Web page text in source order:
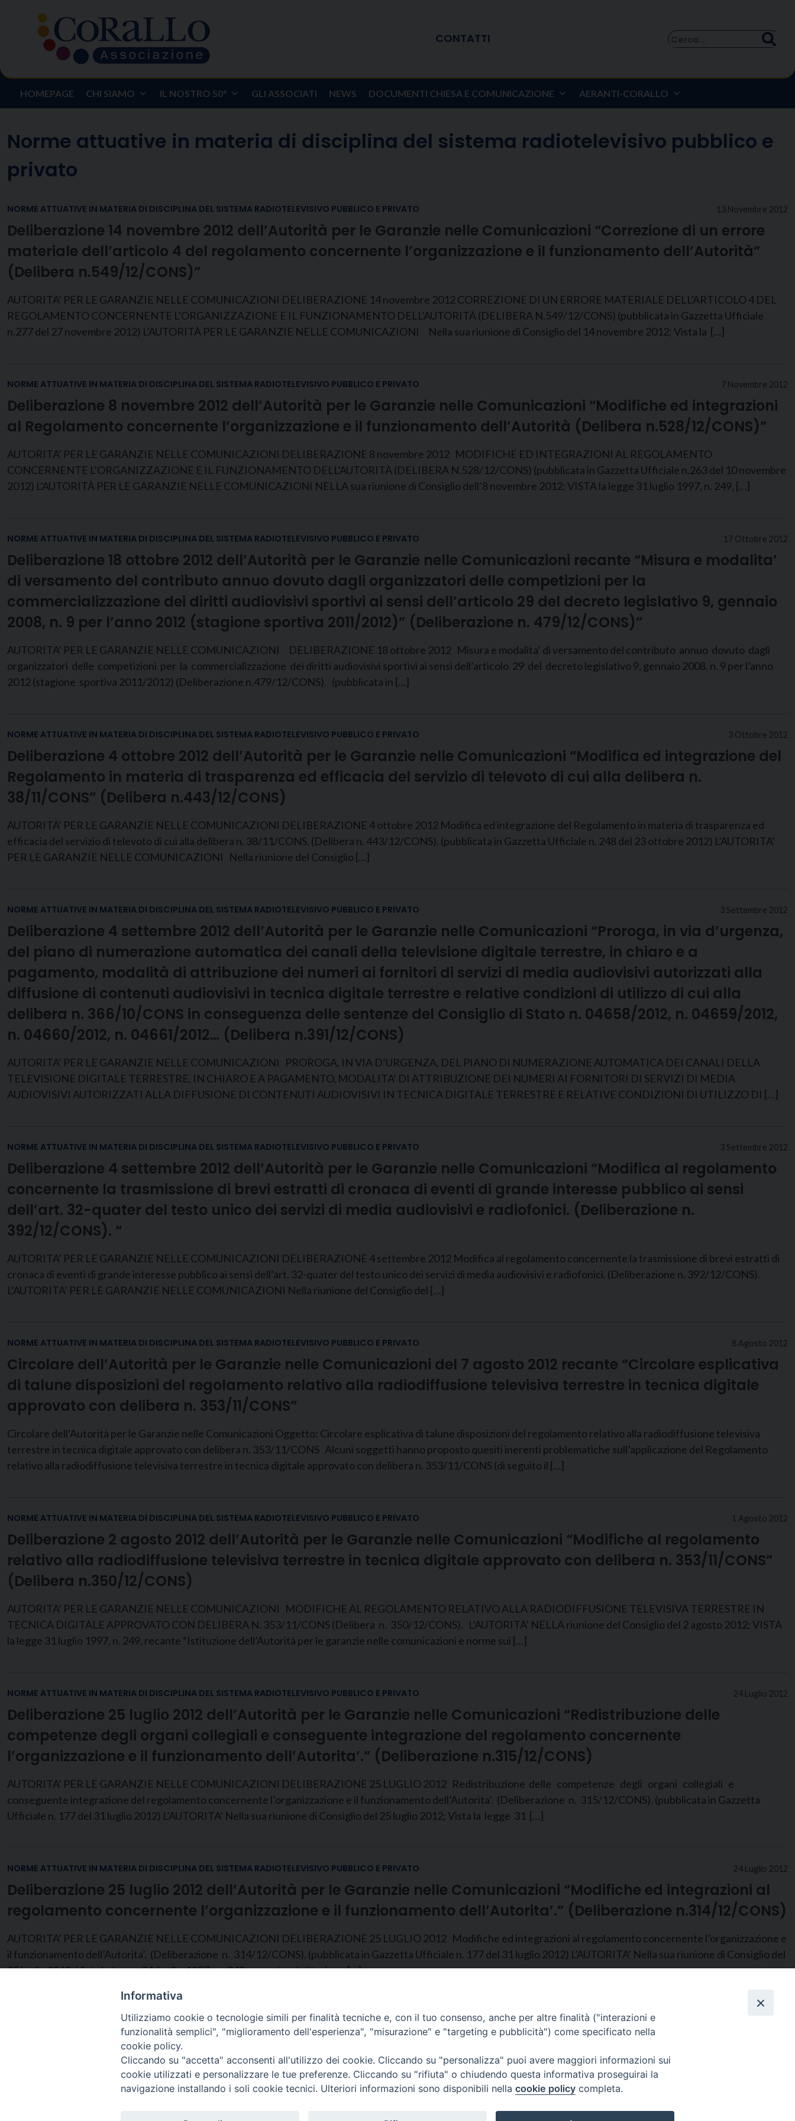
content
CONTATTI
Ricerca
HOMEPAGE CHI SIAMO IL NOSTRO 50° GLI ASSOCIATI NEWS DOCUMENTI CHIESA E COMUNICAZIONE AERANTI-CORALLO
Norme attuative in materia di disciplina del sistema radiotelevisivo pubblico e
privato
13 Novembre 2012
NORME ATTUATIVE IN MATERIA DI DISCIPLINA DEL SISTEMA RADIOTELEVISIVO PUBBLICO E PRIVATO
Deliberazione 14 novembre 2012 dell’Autorità per le Garanzie nelle Comunicazioni “Correzione di un errore
materiale dell’articolo 4 del regolamento concernente l’organizzazione e il funzionamento dell’Autorità”
(Delibera n.549/12/CONS)”
AUTORITA’ PER LE GARANZIE NELLE COMUNICAZIONI DELIBERAZIONE 14 novembre 2012 CORREZIONE DI UN ERRORE MATERIALE DELL’ARTICOLO 4 DEL
REGOLAMENTO CONCERNENTE L’ORGANIZZAZIONE E IL FUNZIONAMENTO DELL’AUTORITÀ (DELIBERA N.549/12/CONS) (pubblicata in Gazzetta Ufficiale
n.277 del 27 novembre 2012) L’AUTORITÀ PER LE GARANZIE NELLE COMUNICAZIONI Nella sua riunione di Consiglio del 14 novembre 2012; Vista la […]
7 Novembre 2012
NORME ATTUATIVE IN MATERIA DI DISCIPLINA DEL SISTEMA RADIOTELEVISIVO PUBBLICO E PRIVATO
Deliberazione 8 novembre 2012 dell’Autorità per le Garanzie nelle Comunicazioni “Modifiche ed integrazioni
al Regolamento concernente l’organizzazione e il funzionamento dell’Autorità (Delibera n.528/12/CONS)”
AUTORITA’ PER LE GARANZIE NELLE COMUNICAZIONI DELIBERAZIONE 8 novembre 2012 MODIFICHE ED INTEGRAZIONI AL REGOLAMENTO
CONCERNENTE L’ORGANIZZAZIONE E IL FUNZIONAMENTO DELL’AUTORITÀ (DELIBERA N.528/12/CONS) (pubblicata in Gazzetta Ufficiale n.263 del 10 novembre
2012) L’AUTORITÀ PER LE GARANZIE NELLE COMUNICAZIONI NELLA sua riunione di Consiglio dell’8 novembre 2012; VISTA la legge 31 luglio 1997, n. 249, […]
17 Ottobre 2012
NORME ATTUATIVE IN MATERIA DI DISCIPLINA DEL SISTEMA RADIOTELEVISIVO PUBBLICO E PRIVATO
Deliberazione 18 ottobre 2012 dell’Autorità per le Garanzie nelle Comunicazioni recante “Misura e modalita’
di versamento del contributo annuo dovuto dagli organizzatori delle competizioni per la
commercializzazione dei diritti audiovisivi sportivi ai sensi dell’articolo 29 del decreto legislativo 9, gennaio
2008, n. 9 per l’anno 2012 (stagione sportiva 2011/2012)” (Deliberazione n. 479/12/CONS)”
AUTORITA’ PER LE GARANZIE NELLE COMUNICAZIONI DELIBERAZIONE 18 ottobre 2012 Misura e modalita’ di versamento del contributo annuo dovuto dagli
organizzatori delle competizioni per la commercializzazione dei diritti audiovisivi sportivi ai sensi dell’articolo 29 del decreto legislativo 9, gennaio 2008, n. 9 per l’anno
2012 (stagione sportiva 2011/2012) (Deliberazione n.479/12/CONS). (pubblicata in […]
3 Ottobre 2012
NORME ATTUATIVE IN MATERIA DI DISCIPLINA DEL SISTEMA RADIOTELEVISIVO PUBBLICO E PRIVATO
Deliberazione 4 ottobre 2012 dell’Autorità per le Garanzie nelle Comunicazioni “Modifica ed integrazione del
Regolamento in materia di trasparenza ed efficacia del servizio di televoto di cui alla delibera n.
38/11/CONS” (Delibera n.443/12/CONS)
AUTORITA’ PER LE GARANZIE NELLE COMUNICAZIONI DELIBERAZIONE 4 ottobre 2012 Modifica ed integrazione del Regolamento in materia di trasparenza ed
efficacia del servizio di televoto di cui alla delibera n. 38/11/CONS. (Delibera n. 443/12/CONS). (pubblicata in Gazzetta Ufficiale n. 248 del 23 ottobre 2012) L’AUTORITA’
PER LE GARANZIE NELLE COMUNICAZIONI Nella riunione del Consiglio […]
3 Settembre 2012
NORME ATTUATIVE IN MATERIA DI DISCIPLINA DEL SISTEMA RADIOTELEVISIVO PUBBLICO E PRIVATO
Deliberazione 4 settembre 2012 dell’Autorità per le Garanzie nelle Comunicazioni “Proroga, in via d’urgenza,
del piano di numerazione automatica dei canali della televisione digitale terrestre, in chiaro e a
pagamento, modalità di attribuzione dei numeri ai fornitori di servizi di media audiovisivi autorizzati alla
diffusione di contenuti audiovisivi in tecnica digitale terrestre e relative condizioni di utilizzo di cui alla
delibera n. 366/10/CONS in conseguenza delle sentenze del Consiglio di Stato n. 04658/2012, n. 04659/2012,
n. 04660/2012, n. 04661/2012… (Delibera n.391/12/CONS)
AUTORITA’ PER LE GARANZIE NELLE COMUNICAZIONI PROROGA, IN VIA D’URGENZA, DEL PIANO DI NUMERAZIONE AUTOMATICA DEI CANALI DELLA
TELEVISIONE DIGITALE TERRESTRE, IN CHIARO E A PAGAMENTO, MODALITA’ DI ATTRIBUZIONE DEI NUMERI AI FORNITORI DI SERVIZI DI MEDIA
AUDIOVISIVI AUTORIZZATI ALLA DIFFUSIONE DI CONTENUTI AUDIOVISIVI IN TECNICA DIGITALE TERRESTRE E RELATIVE CONDIZIONI DI UTILIZZO DI […]
3 Settembre 2012
NORME ATTUATIVE IN MATERIA DI DISCIPLINA DEL SISTEMA RADIOTELEVISIVO PUBBLICO E PRIVATO
Deliberazione 4 settembre 2012 dell’Autorità per le Garanzie nelle Comunicazioni “Modifica al regolamento
concernente la trasmissione di brevi estratti di cronaca di eventi di grande interesse pubblico ai sensi
dell’art. 32-quater del testo unico dei servizi di media audiovisivi e radiofonici. (Deliberazione n.
392/12/CONS). “
AUTORITA’ PER LE GARANZIE NELLE COMUNICAZIONI DELIBERAZIONE 4 settembre 2012 Modifica al regolamento concernente la trasmissione di brevi estratti di
cronaca di eventi di grande interesse pubblico ai sensi dell’art. 32-quater del testo unico dei servizi di media audiovisivi e radiofonici. (Deliberazione n. 392/12/CONS).
L’AUTORITA’ PER LE GARANZIE NELLE COMUNICAZIONI Nella riunione del Consiglio del […]
8 Agosto 2012
NORME ATTUATIVE IN MATERIA DI DISCIPLINA DEL SISTEMA RADIOTELEVISIVO PUBBLICO E PRIVATO
Circolare dell’Autorità per le Garanzie nelle Comunicazioni del 7 agosto 2012 recante “Circolare esplicativa
di talune disposizioni del regolamento relativo alla radiodiffusione televisiva terrestre in tecnica digitale
approvato con delibera n. 353/11/CONS”
Circolare dell’Autorità per le Garanzie nelle Comunicazioni Oggetto: Circolare esplicativa di talune disposizioni del regolamento relativo alla radiodiffusione televisiva
terrestre in tecnica digitale approvato con delibera n. 353/11/CONS Alcuni soggetti hanno proposto quesiti inerenti problematiche sull’applicazione del Regolamento
relativo alla radiodiffusione televisiva terrestre in tecnica digitale approvato con delibera n. 353/11/CONS (di seguito il […]
1 Agosto 2012
NORME ATTUATIVE IN MATERIA DI DISCIPLINA DEL SISTEMA RADIOTELEVISIVO PUBBLICO E PRIVATO
Deliberazione 2 agosto 2012 dell’Autorità per le Garanzie nelle Comunicazioni “Modifiche al regolamento
relativo alla radiodiffusione televisiva terrestre in tecnica digitale approvato con delibera n. 353/11/CONS”
(Delibera n.350/12/CONS)
AUTORITA’ PER LE GARANZIE NELLE COMUNICAZIONI MODIFICHE AL REGOLAMENTO RELATIVO ALLA RADIODIFFUSIONE TELEVISIVA TERRESTRE IN
TECNICA DIGITALE APPROVATO CON DELIBERA N. 353/11/CONS (Delibera n. 350/12/CONS). L’AUTORITA’ NELLA riunione del Consiglio del 2 agosto 2012; VISTA
la legge 31 luglio 1997, n. 249, recante “Istituzione dell’Autorità per le garanzie nelle comunicazioni e norme sui […]
24 Luglio 2012
NORME ATTUATIVE IN MATERIA DI DISCIPLINA DEL SISTEMA RADIOTELEVISIVO PUBBLICO E PRIVATO
Deliberazione 25 luglio 2012 dell’Autorità per le Garanzie nelle Comunicazioni “Redistribuzione delle
competenze degli organi collegiali e conseguente integrazione del regolamento concernente
l’organizzazione e il funzionamento dell’Autorita’.” (Deliberazione n.315/12/CONS)
AUTORITA’ PER LE GARANZIE NELLE COMUNICAZIONI DELIBERAZIONE 25 LUGLIO 2012 Redistribuzione delle competenze degli organi collegiali e
conseguente integrazione del regolamento concernente l’organizzazione e il funzionamento dell’Autorita’. (Deliberazione n. 315/12/CONS). (pubblicata in Gazzetta
Ufficiale n. 177 del 31 luglio 2012) L’AUTORITA’ Nella sua riunione di Consiglio del 25 luglio 2012; Vista la legge 31 […]
24 Luglio 2012
NORME ATTUATIVE IN MATERIA DI DISCIPLINA DEL SISTEMA RADIOTELEVISIVO PUBBLICO E PRIVATO
Deliberazione 25 luglio 2012 dell’Autorità per le Garanzie nelle Comunicazioni “Modifiche ed integrazioni al
regolamento concernente l’organizzazione e il funzionamento dell’Autorita’.” (Deliberazione n.314/12/CONS)
AUTORITA’ PER LE GARANZIE NELLE COMUNICAZIONI DELIBERAZIONE 25 LUGLIO 2012 Modifiche ed integrazioni al regolamento concernente l’organizzazione e
il funzionamento dell’Autorita’. (Deliberazione n. 314/12/CONS). (pubblicata in Gazzetta Ufficiale n. 177 del 31 luglio 2012) L’AUTORITA’ Nella sua riunione di Consiglio del
25 luglio 2012; Vista la legge 31 luglio 1997, n. 249, recante «Istituzione […]
Pagine: « 1 ... 6 7 8 9 10 11 12 ... 40 »
CONTATTI
Informativa
Utilizziamo cookie o tecnologie simili per finalità tecniche e, con il tuo consenso, anche per altre finalità ("interazioni e
funzionalità semplici", "miglioramento dell'esperienza", "misurazione" e "targeting e pubblicità") come specificato nella
cookie policy.
Cliccando su "accetta" acconsenti all'utilizzo dei cookie. Cliccando su "personalizza" puoi avere maggiori informazioni sui
cookie utilizzati e personalizzare le tue preferenze. Cliccando su "rifiuta" o chiudendo questa informativa proseguirai la
navigazione installando i soli cookie tecnici. Ulteriori informazioni sono disponibili nella cookie policy completa.